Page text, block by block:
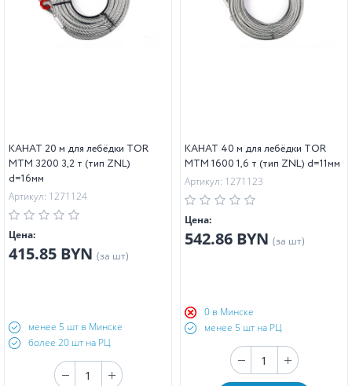
КАНАТ 20 м для лебёдки TOR
МТМ 3200 3,2 т (тип ZNL)
d=16мм
Артикул: 1271124
Цена:
415.85 BYN (за шт)
менее 5 шт в Минске
более 20 шт на РЦ
КАНАТ 40 м для лебёдки TOR
МТМ 1600 1,6 т (тип ZNL) d=11мм
Артикул: 1271123
Цена:
542.86 BYN (за шт)
0 в Минске
менее 5 шт на РЦ